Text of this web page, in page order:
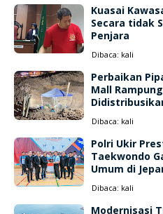
Kuasai
Secara tidak
Penjara
Dibaca: kali
Perbaikan
Mall
Dibaca: kali
Polri Ukir
Taekwondo
Umum di
Dibaca: kali
Modernisasi